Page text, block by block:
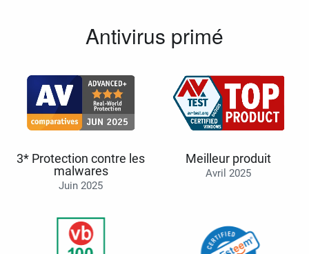
Antivirus primé
3* Protection contre les
malwares
Juin 2025
Meilleur produit
Avril 2025